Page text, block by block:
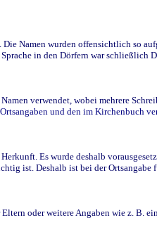
Namen wurden offensichtlich so
in den Dörfern war
verwendet, wobei mehrere
und den im Kirchenbuch
Es wurde deshalb
ist. Deshalb ist bei der
oder weitere Angaben wie z. B.